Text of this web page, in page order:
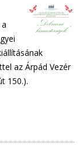
az Árpád Vezér
150.).